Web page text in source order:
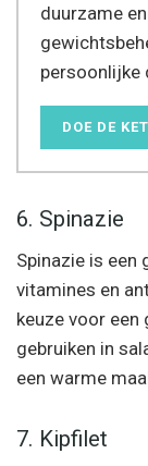
duurzame
persoonlijke
DOE DE
6. Spinazie
Spinazie is een
vitamines en
keuze voor
gebruiken in
een warme
7. Kipfilet